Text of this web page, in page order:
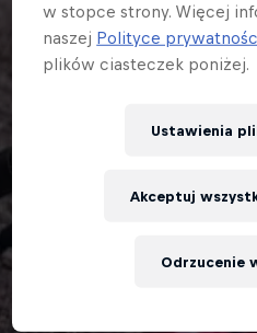
w stopce strony. Więcej
naszej Polityce
plików ciasteczek poniżej.
Ustawienia
Odrzucenie
Akceptuj